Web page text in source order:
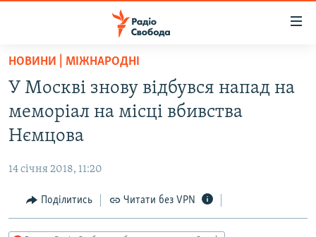
Перейти
основного
матеріалу
Перейти
до
основної
Перейти
до
пошуку
СТАТТІ
ЕКОНОМІКА
СУСПІЛЬСТВО
РОСІЙСЬКА «ФІЛЬТРАЦІЯ»
ДОНБАС.РЕАЛІЇ
НОВИНИ | МІЖНАРОДНІ
У Москві знову відбувся напад на
меморіал на місці вбивства
Нємцова
14 січня 2018, 11:20
Поділитись Читати без VPN